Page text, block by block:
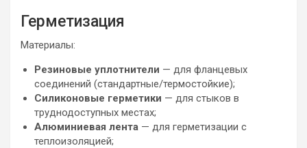
Герметизация
Материалы:
Резиновые уплотнители — для фланцевых
соединений (стандартные/термостойкие);
Силиконовые герметики — для стыков в
труднодоступных местах;
Алюминиевая лента — для герметизации с
теплоизоляцией;